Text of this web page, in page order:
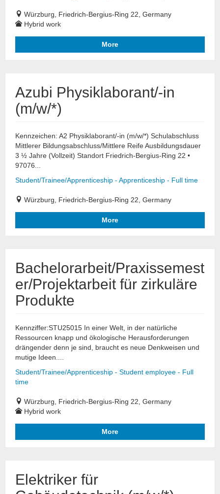
Würzburg, Friedrich-Bergius-Ring 22, Germany
Hybrid work
More
Azubi Physiklaborant/-in
(m/w/*)
Kennzeichen: A2 Physiklaborant/-in (m/w/*) Schulabschluss
Mittlerer Bildungsabschluss/Mittlere Reife Ausbildungsdauer
3 ½ Jahre (Vollzeit) Standort Friedrich-Bergius-Ring 22 •
97076...
Student/Trainee/Apprenticeship - Apprenticeship - Full time
Würzburg, Friedrich-Bergius-Ring 22, Germany
More
Bachelorarbeit/Praxissemest
er/Projektarbeit für zirkuläre
Produkte
Kennziffer:STU25015 In einer Welt, in der natürliche
Ressourcen knapp und ökologische Herausforderungen
drängender denn je sind, braucht es neue Denkweisen und
mutige Ideen....
Student/Trainee/Apprenticeship - Student employee - Full
time
Würzburg, Friedrich-Bergius-Ring 22, Germany
Hybrid work
More
Elektriker für